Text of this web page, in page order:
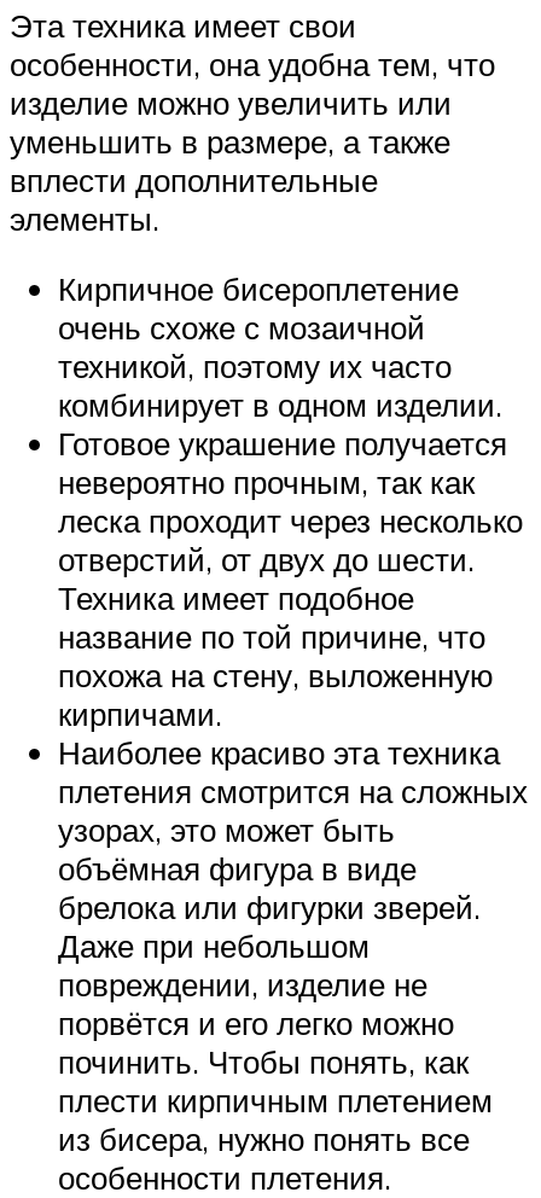
Эта техника имеет свои
особенности, она удобна тем, что
изделие можно увеличить или
уменьшить в размере, а также
вплести дополнительные
элементы.
Кирпичное бисероплетение
очень схоже с мозаичной
техникой, поэтому их часто
комбинирует в одном изделии.
Готовое украшение получается
невероятно прочным, так как
леска проходит через несколько
отверстий, от двух до шести.
Техника имеет подобное
название по той причине, что
похожа на стену, выложенную
кирпичами.
Наиболее красиво эта техника
плетения смотрится на сложных
узорах, это может быть
объёмная фигура в виде
брелока или фигурки зверей.
Даже при небольшом
повреждении, изделие не
порвётся и его легко можно
починить. Чтобы понять, как
плести кирпичным плетением
из бисера, нужно понять все
особенности плетения.